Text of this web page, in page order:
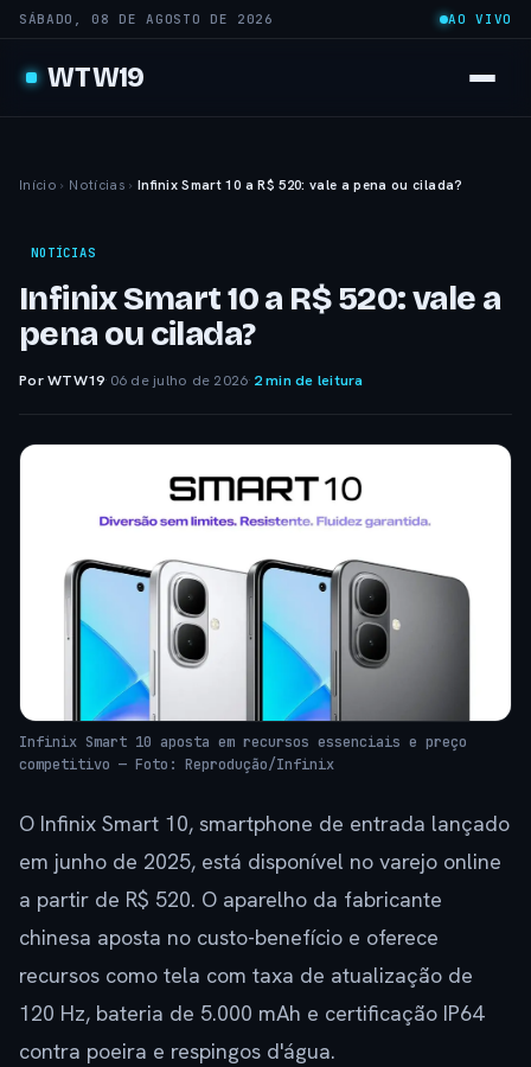
SÁBADO, 08 DE AGOSTO DE 2026 AO VIVO
WTW19
Início › Notícias › Infinix Smart 10 a R$ 520: vale a pena ou cilada?
NOTÍCIAS
Infinix Smart 10 a R$ 520: vale a
pena ou cilada?
Por WTW19· 06 de julho de 2026· 2 min de leitura
Infinix Smart 10 aposta em recursos essenciais e preço
competitivo — Foto: Reprodução/Infinix
O Infinix Smart 10, smartphone de entrada lançado
em junho de 2025, está disponível no varejo online
a partir de R$ 520. O aparelho da fabricante
chinesa aposta no custo-benefício e oferece
recursos como tela com taxa de atualização de
120 Hz, bateria de 5.000 mAh e certificação IP64
contra poeira e respingos d'água.